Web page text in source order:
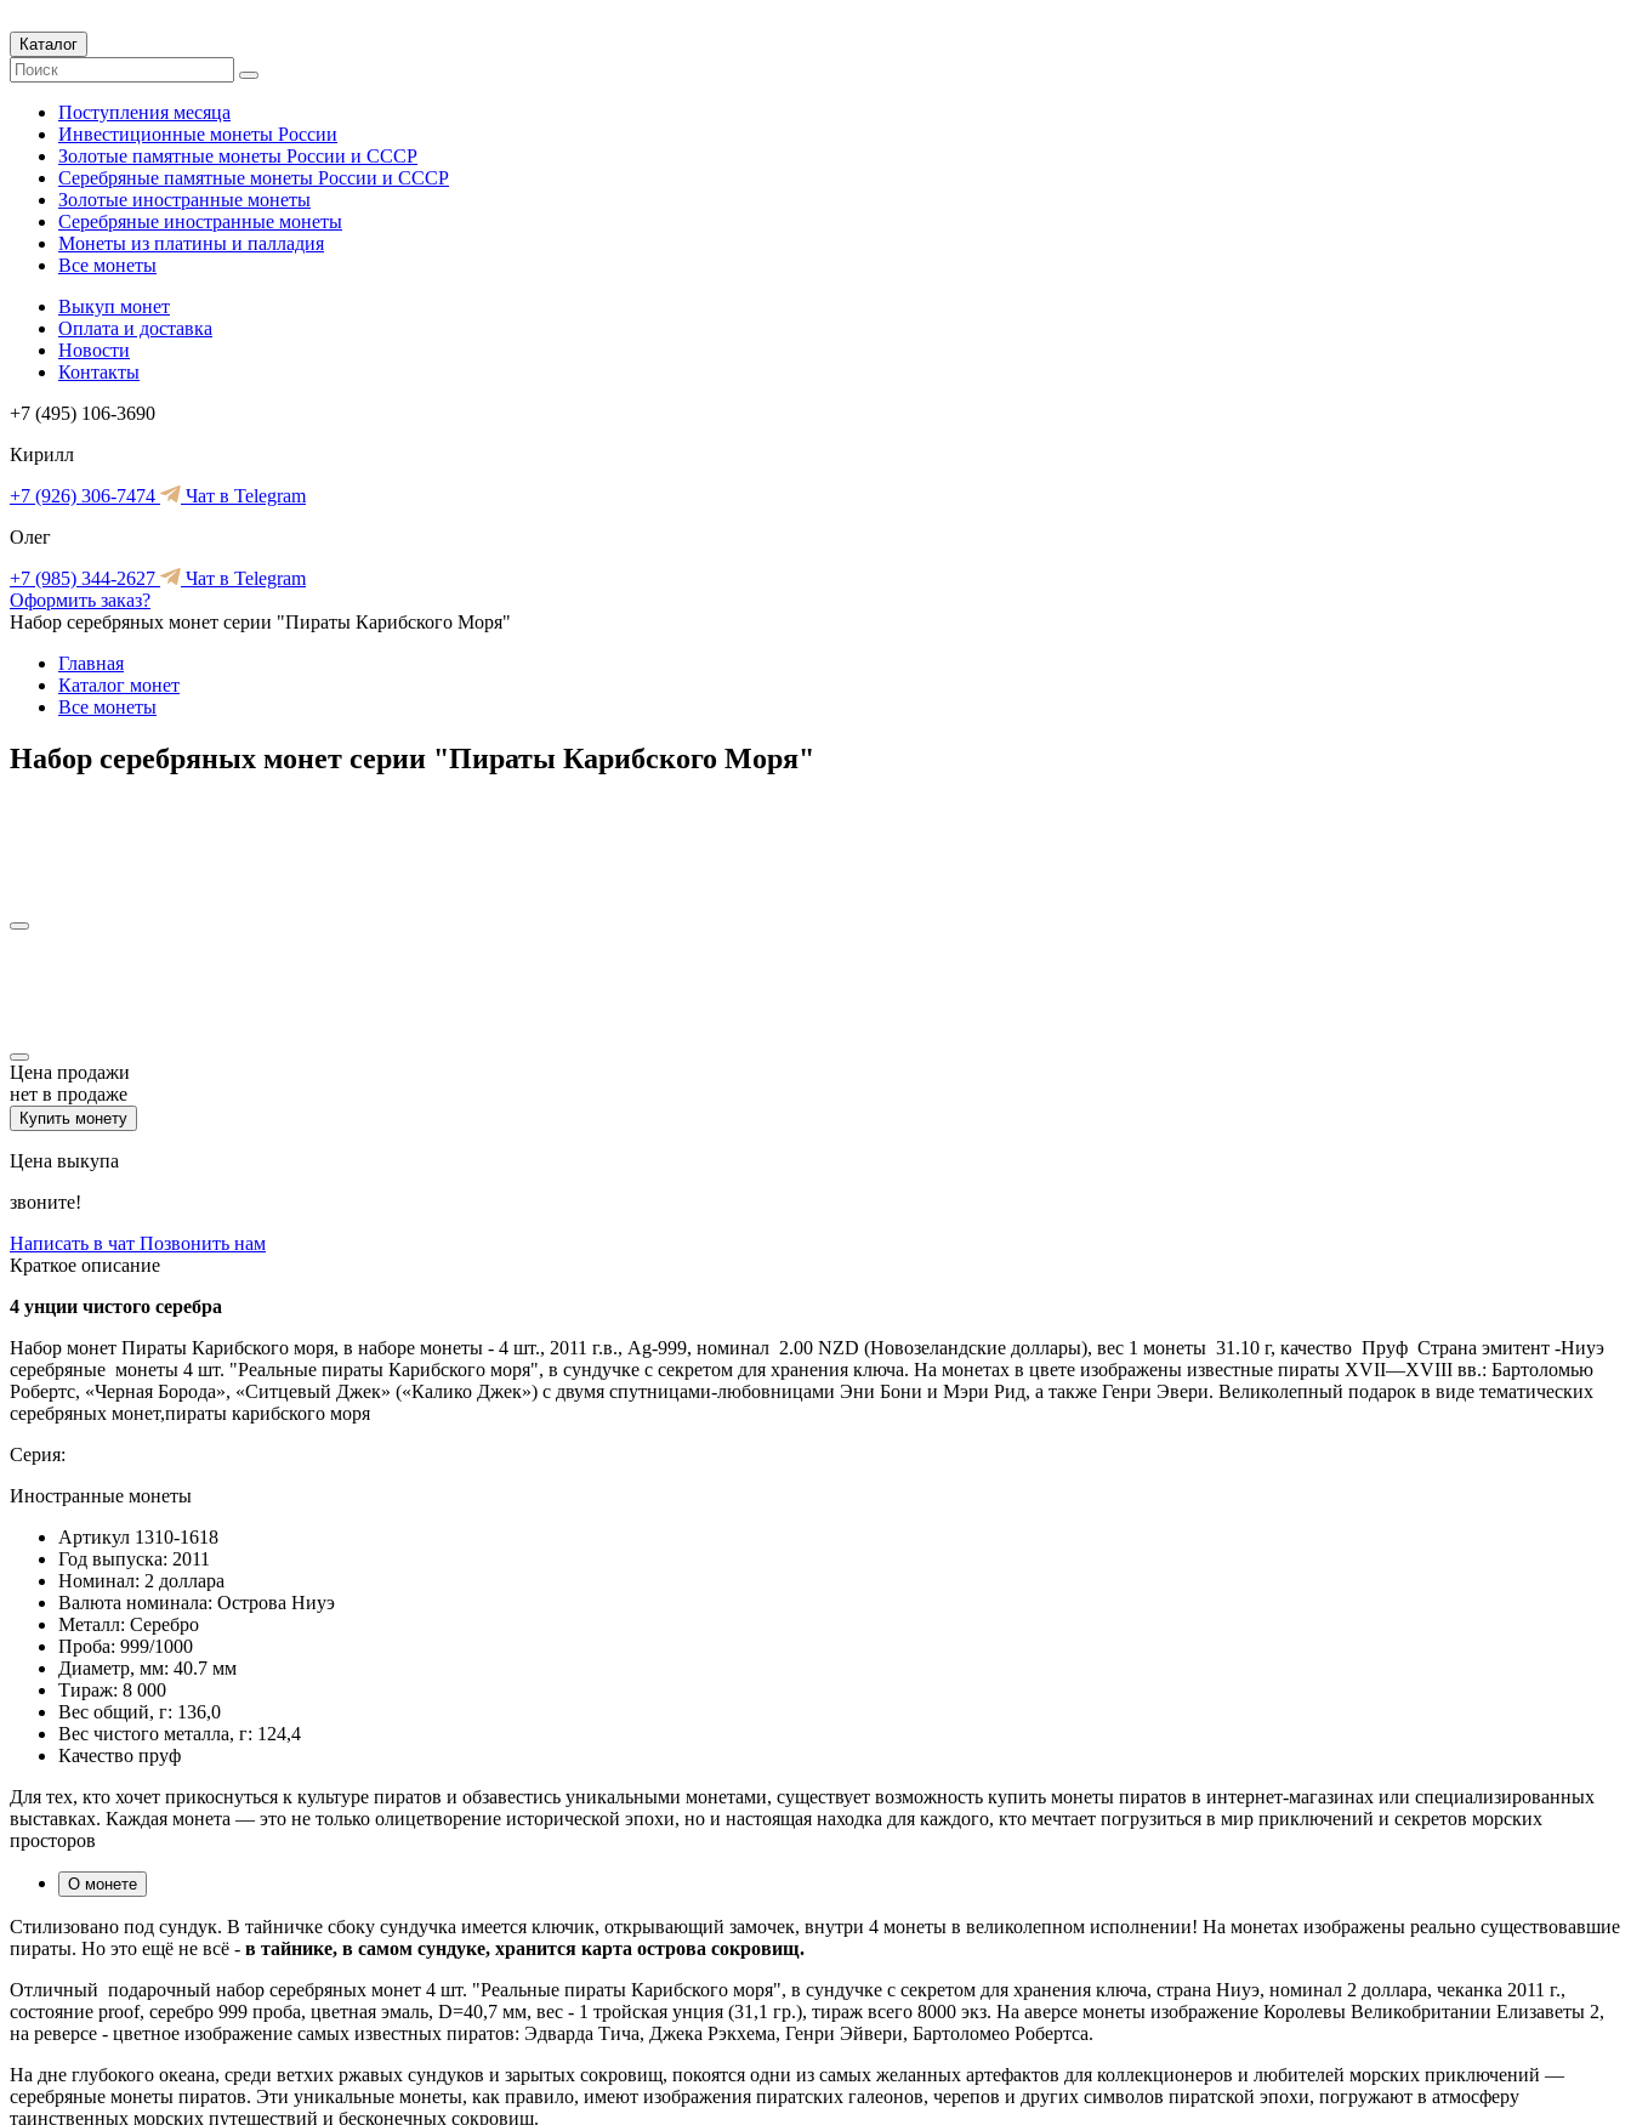
Каталог
Поступления месяца
Инвестиционные монеты России
Золотые памятные монеты России и СССР
Серебряные памятные монеты России и СССР
Золотые иностранные монеты
Серебряные иностранные монеты
Монеты из платины и палладия
Все монеты
Выкуп монет
Оплата и доставка
Новости
Контакты
+7 (495) 106-3690
Кирилл
+7 (926) 306-7474
Чат в Telegram
Олег
+7 (985) 344-2627
Чат в Telegram
Оформить заказ?
Набор серебряных монет серии "Пираты Карибского Моря"
Главная
Каталог монет
Все монеты
Набор серебряных монет серии "Пираты Карибского Моря"
Цена продажи
нет в продаже
Купить монету
Цена выкупа
звоните!
Написать в чат Позвонить нам
Краткое описание
4 унции чистого серебра
Набор монет Пираты Карибского моря, в наборе монеты - 4 шт., 2011 г.в., Ag-999, номинал 2.00 NZD (Новозеландские доллары), вес 1 монеты 31.10 г, качество Пруф Страна эмитент -Ниуэ
серебряные монеты 4 шт. "Реальные пираты Карибского моря", в сундучке с секретом для хранения ключа. На монетах в цвете изображены известные пираты XVII—XVIII вв.: Бартоломью
Робертс, «Черная Борода», «Ситцевый Джек» («Калико Джек») с двумя спутницами-любовницами Эни Бони и Мэри Рид, а также Генри Эвери. Великолепный подарок в виде тематических
серебряных монет,пираты карибского моря
Серия:
Иностранные монеты
Артикул 1310-1618
Год выпуска: 2011
Номинал: 2 доллара
Валюта номинала: Острова Ниуэ
Металл: Серебро
Проба: 999/1000
Диаметр, мм: 40.7 мм
Тираж: 8 000
Вес общий, г: 136,0
Вес чистого металла, г: 124,4
Качество пруф
Для тех, кто хочет прикоснуться к культуре пиратов и обзавестись уникальными монетами, существует возможность купить монеты пиратов в интернет-магазинах или специализированных
выставках. Каждая монета — это не только олицетворение исторической эпохи, но и настоящая находка для каждого, кто мечтает погрузиться в мир приключений и секретов морских
просторов
О монете
Стилизовано под сундук. В тайничке сбоку сундучка имеется ключик, открывающий замочек, внутри 4 монеты в великолепном исполнении! На монетах изображены реально существовавшие
пираты. Но это ещё не всё - в тайнике, в самом сундуке, хранится карта острова сокровищ.
Отличный подарочный набор серебряных монет 4 шт. "Реальные пираты Карибского моря", в сундучке с секретом для хранения ключа, страна Ниуэ, номинал 2 доллара, чеканка 2011 г.,
состояние proof, серебро 999 проба, цветная эмаль, D=40,7 мм, вес - 1 тройская унция (31,1 гр.), тираж всего 8000 экз. На аверсе монеты изображение Королевы Великобритании Елизаветы 2,
на реверсе - цветное изображение самых известных пиратов: Эдварда Тича, Джека Рэкхема, Генри Эйвери, Бартоломео Робертса.
На дне глубокого океана, среди ветхих ржавых сундуков и зарытых сокровищ, покоятся одни из самых желанных артефактов для коллекционеров и любителей морских приключений —
серебряные монеты пиратов. Эти уникальные монеты, как правило, имеют изображения пиратских галеонов, черепов и других символов пиратской эпохи, погружают в атмосферу
таинственных морских путешествий и бесконечных сокровищ.